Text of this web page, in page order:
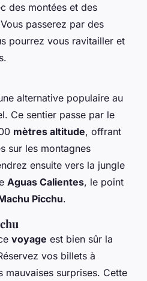
des montées et des
passerez par des
pourrez vous ravitailler et
alternative populaire au
Ce sentier passe par le
mètres altitude, offrant
sur les montagnes
ensuite vers la jungle
Aguas Calientes, le point
Picchu.
voyage est bien sûr la
vos billets à
mauvaises surprises. Cette